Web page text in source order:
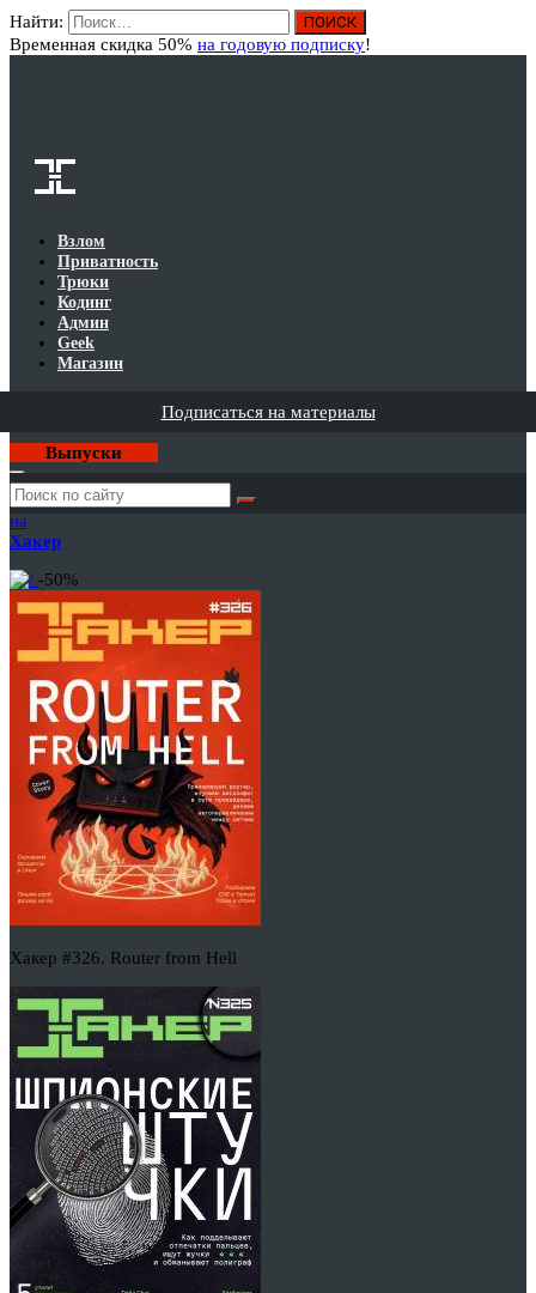
Найти:
Временная скидка 50% на годовую подписку!
Взлом
Приватность
Трюки
Кодинг
Админ
Geek
Магазин
Подписаться на материалы
Выпуски
Годовая
подписка
на
Хакер
-50%
Хакер #326. Router from Hell